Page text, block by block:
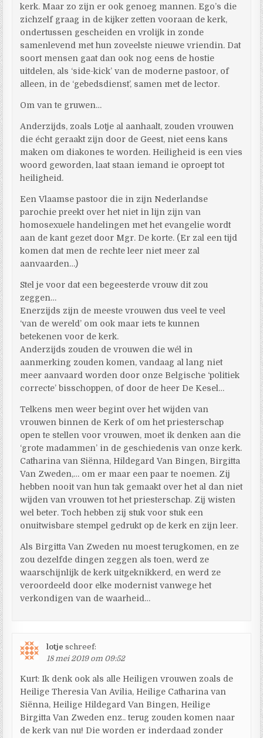
kerk. Maar zo zijn er ook genoeg mannen. Ego’s die
zichzelf graag in de kijker zetten vooraan de kerk,
ondertussen gescheiden en vrolijk in zonde
samenlevend met hun zoveelste nieuwe vriendin. Dat
soort mensen gaat dan ook nog eens de hostie
uitdelen, als ‘side-kick’ van de moderne pastoor, of
alleen, in de ‘gebedsdienst’, samen met de lector.
Om van te gruwen…
Anderzijds, zoals Lotje al aanhaalt, zouden vrouwen
die écht geraakt zijn door de Geest, niet eens kans
maken om diakones te worden. Heiligheid is een vies
woord geworden, laat staan iemand ie oproept tot
heiligheid.
Een Vlaamse pastoor die in zijn Nederlandse
parochie preekt over het niet in lijn zijn van
homosexuele handelingen met het evangelie wordt
aan de kant gezet door Mgr. De korte. (Er zal een tijd
komen dat men de rechte leer niet meer zal
aanvaarden…)
Stel je voor dat een begeesterde vrouw dit zou
zeggen…
Enerzijds zijn de meeste vrouwen dus veel te veel
‘van de wereld’ om ook maar iets te kunnen
betekenen voor de kerk.
Anderzijds zouden de vrouwen die wél in
aanmerking zouden komen, vandaag al lang niet
meer aanvaard worden door onze Belgische ‘politiek
correcte’ bisschoppen, of door de heer De Kesel…
Telkens men weer begint over het wijden van
vrouwen binnen de Kerk of om het priesterschap
open te stellen voor vrouwen, moet ik denken aan die
‘grote madammen’ in de geschiedenis van onze kerk.
Catharina van Siënna, Hildegard Van Bingen, Birgitta
Van Zweden,… om er maar een paar te noemen. Zij
hebben nooit van hun tak gemaakt over het al dan niet
wijden van vrouwen tot het priesterschap. Zij wisten
wel beter. Toch hebben zij stuk voor stuk een
onuitwisbare stempel gedrukt op de kerk en zijn leer.
Als Birgitta Van Zweden nu moest terugkomen, en ze
zou dezelfde dingen zeggen als toen, werd ze
waarschijnlijk de kerk uitgeknikkerd, en werd ze
veroordeeld door elke modernist vanwege het
verkondigen van de waarheid…
lotje schreef:
18 mei 2019 om 09:52
Kurt: Ik denk ook als alle Heiligen vrouwen zoals de
Heilige Theresia Van Avilia, Heilige Catharina van
Siënna, Heilige Hildegard Van Bingen, Heilige
Birgitta Van Zweden enz.. terug zouden komen naar
de kerk van nu! Die worden er inderdaad zonder